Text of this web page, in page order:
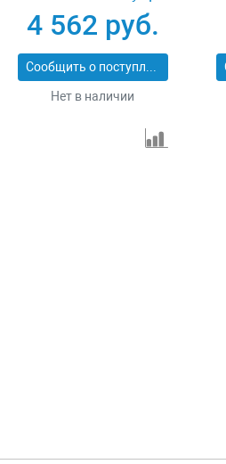
43555-5-6
4 562 руб.
Сообщить о поступлении
Нет в наличии